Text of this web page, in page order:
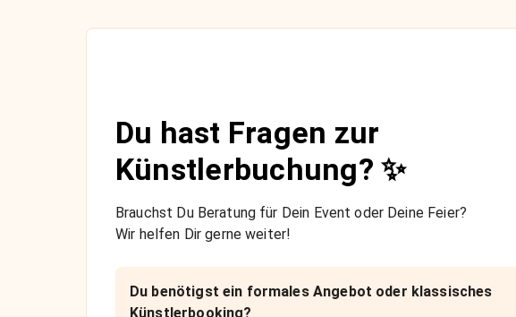
Du hast Fragen zur
Künstlerbuchung? ✨
Brauchst Du Beratung für Dein Event oder Deine Feier?
Wir helfen Dir gerne weiter!
Du benötigst ein formales Angebot oder klassisches
Künstlerbooking?